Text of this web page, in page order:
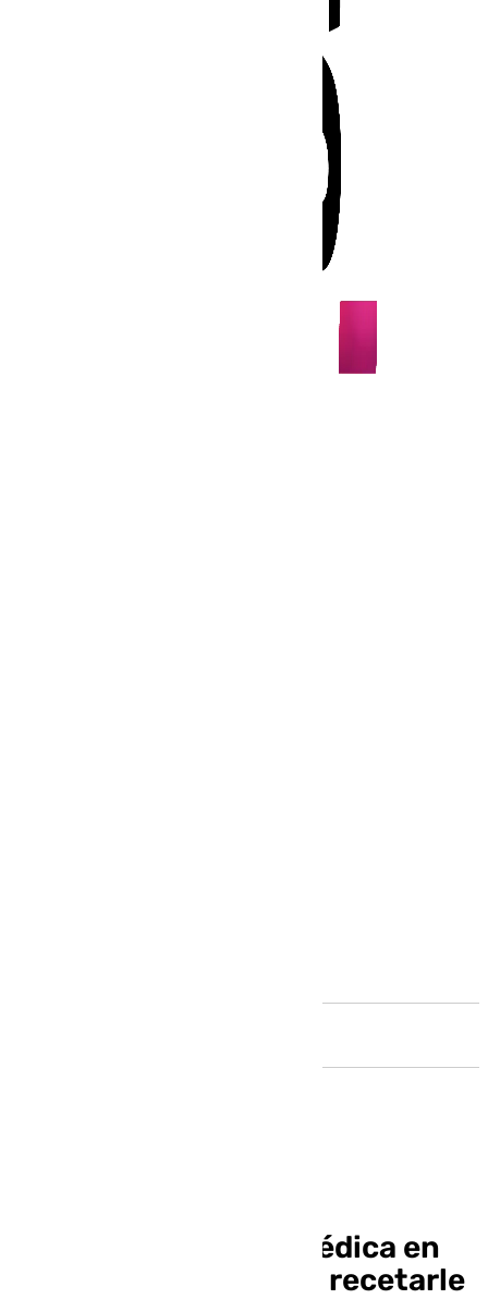
brutalmente a una médica en
Málaga que se negó a recetarle